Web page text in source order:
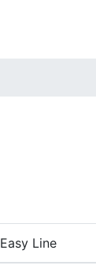
Easy Line